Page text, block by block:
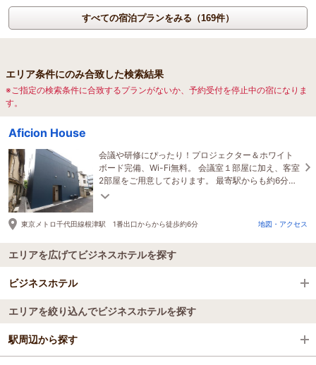
すべての宿泊プランをみる（169件）
エリア条件にのみ合致した検索結果
※ご指定の検索条件に合致するプランがないか、予約受付を停止中の宿になりま
す。
Aficion House
会議や研修にぴったり！プロジェクター＆ホワイト
ボード完備、Wi-Fi無料。 会議室１部屋に加え、客室
2部屋をご用意しております。 最寄駅からも約6分の
好立地！
東京メトロ千代田線根津駅 1番出口からから徒歩約6分 地図・アクセス
エリアを広げてビジネスホテルを探す
ビジネスホテル
全国のビジネスホテル
エリアを絞り込んでビジネスホテルを探す
駅周辺から探す